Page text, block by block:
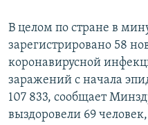
В целом по стране в
зарегистрировано 58
коронавирусной
заражений с начала
107 833, сообщает
выздоровели 69